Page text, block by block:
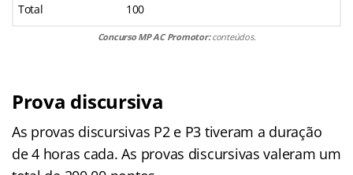
Total 100
Concurso MP AC Promotor:conteúdos.
Prova discursiva
As provas discursivas P2 e P3 tiveram a duração
de 4 horas cada. As provas discursivas valeram um